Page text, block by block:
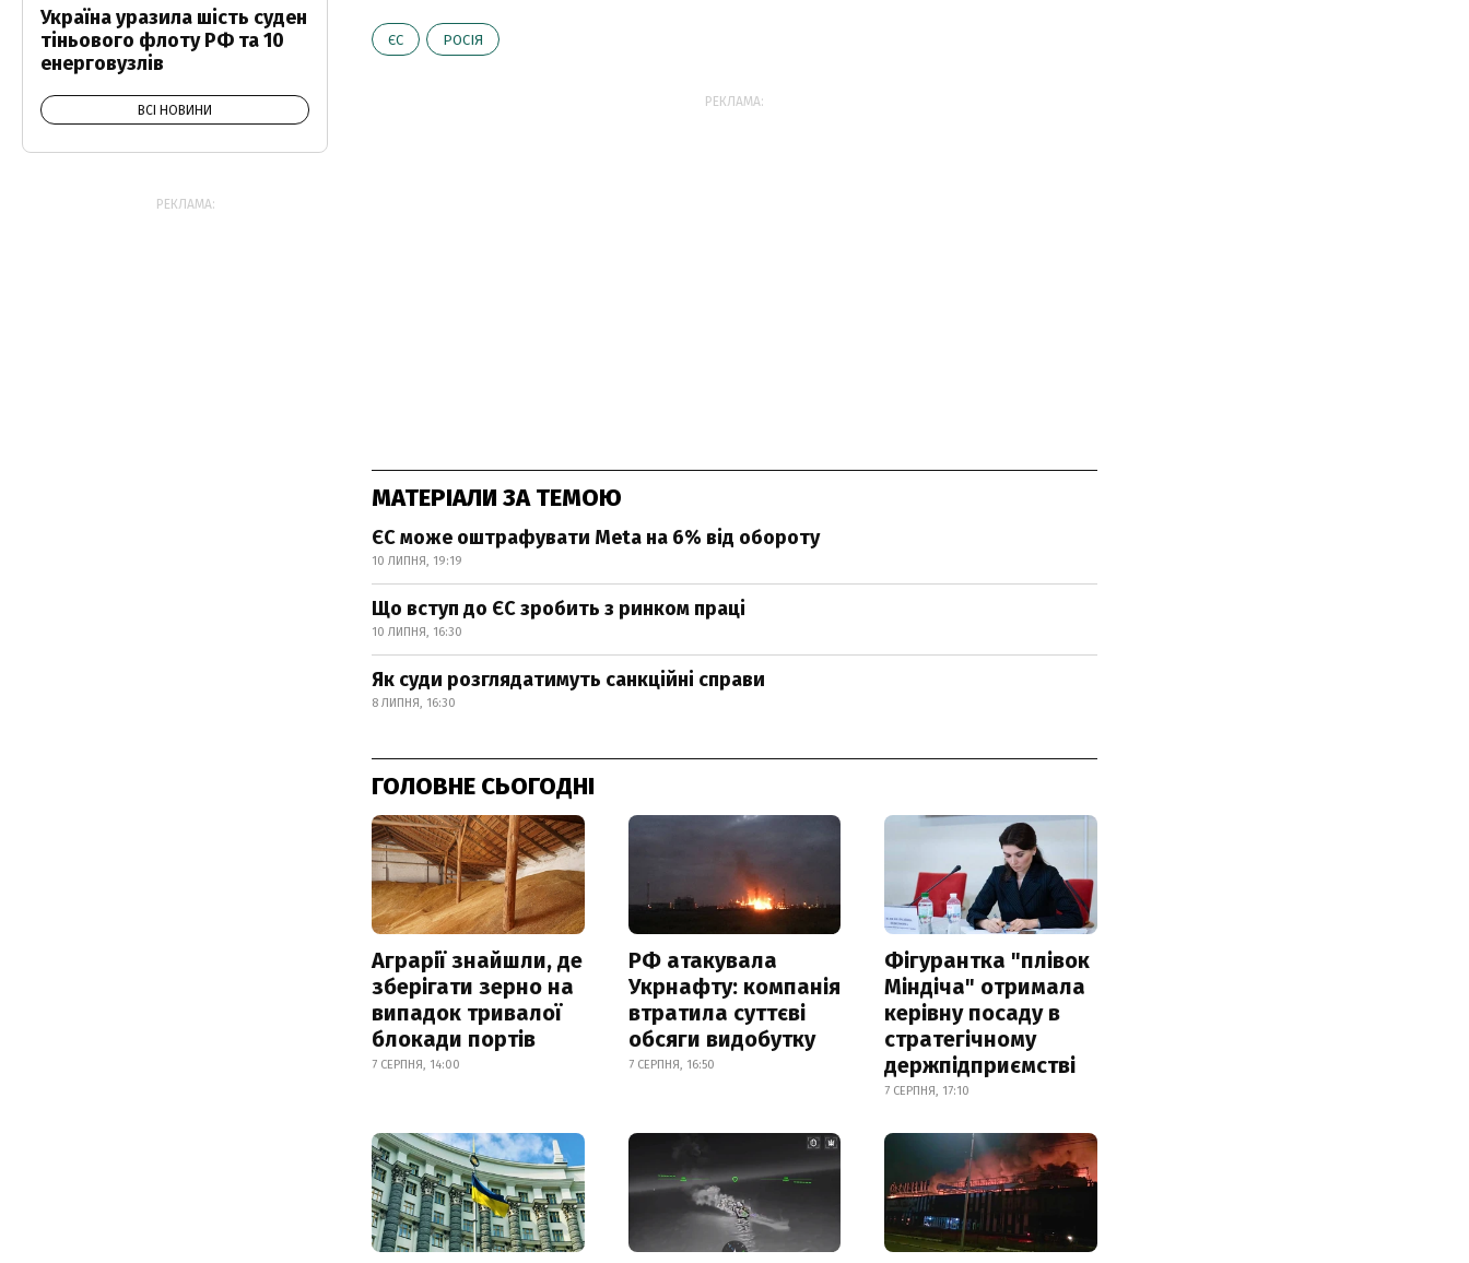
ЄС РОСІЯ
РЕКЛАМА:
МАТЕРІАЛИ ЗА ТЕМОЮ
ЄС може оштрафувати Meta на 6% від обороту
10 ЛИПНЯ, 19:19
Що вступ до ЄС зробить з ринком праці
10 ЛИПНЯ, 16:30
Як суди розглядатимуть санкційні справи
8 ЛИПНЯ, 16:30
ГОЛОВНЕ СЬОГОДНІ
Аграрії знайшли, де
зберігати зерно на
випадок тривалої
блокади портів
7 СЕРПНЯ, 14:00
РФ атакувала
Укрнафту: компанія
втратила суттєві
обсяги видобутку
7 СЕРПНЯ, 16:50
Фігурантка "плівок
Міндіча" отримала
керівну посаду в
стратегічному
держпідприємстві
7 СЕРПНЯ, 17:10
Україна уразила шість суден
тіньового флоту РФ та 10
енерговузлів
ВСІ НОВИНИ
РЕКЛАМА: